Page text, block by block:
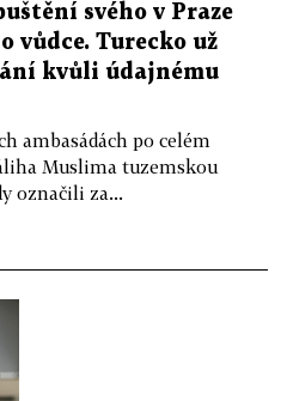
svého v Praze
vůdce. Turecko už
kvůli údajnému
ambasádách po celém
Muslima tuzemskou
označili za...